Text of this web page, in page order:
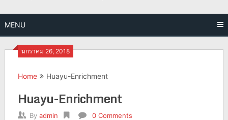
MENU
มกราคม 26, 2018
Home Huayu-Enrichment
Huayu-Enrichment
By admin 0 Comments